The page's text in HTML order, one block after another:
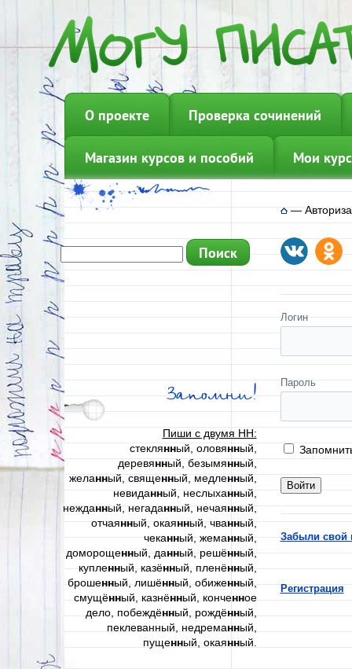
О проекте Проверка сочинений
Магазин курсов и пособий Мои
Запомни!
Пиши с двумя НН:
стеклянный, оловянный,
деревянный, безымянный,
желанный, священный, медленный,
невиданный, неслыханный,
нежданный, негаданный, нечаянный,
отчаянный, окаянный, чванный,
чеканный, жеманный,
доморощенный, данный, решённый,
купленный, казённый, пленённый,
брошенный, лишённый, обиженный,
смущённый, казнённый, конченное
дело, побеждённый, рождённый,
пеклеванный, недреманный,
пущенный, окаянный.
—
Логин
Пароль
Забыли свой
Регистрация